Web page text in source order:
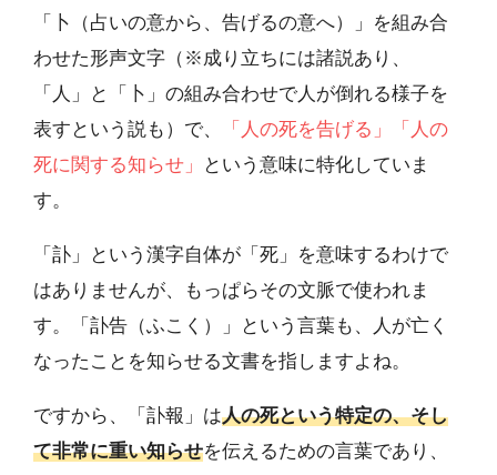
「卜（占いの意から、告げるの意へ）」を組み合
わせた形声文字（※成り立ちには諸説あり、
「人」と「卜」の組み合わせで人が倒れる様子を
表すという説も）で、
「人の死を告げる」「人の
死に関する知らせ」
という意味に特化していま
す。
「訃」という漢字自体が「死」を意味するわけで
はありませんが、もっぱらその文脈で使われま
す。「訃告（ふこく）」という言葉も、人が亡く
なったことを知らせる文書を指しますよね。
ですから、「訃報」は人の死という特定の、そし
て非常に重い知らせを伝えるための言葉であり、